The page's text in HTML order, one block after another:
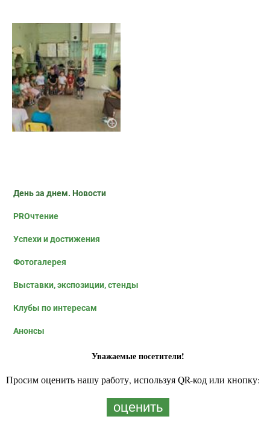
День за днем. Новости
PROчтение
Успехи и достижения
Фотогалерея
Выставки, экспозиции, стенды
Клубы по интересам
Анонсы
Уважаемые посетители!
Просим оценить нашу работу, используя QR-код или кнопку:
оценить